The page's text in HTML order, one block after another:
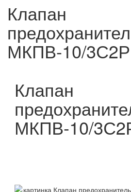
Клапан
МКПВ-10/3С2Р
Клапан
МКПВ-10/